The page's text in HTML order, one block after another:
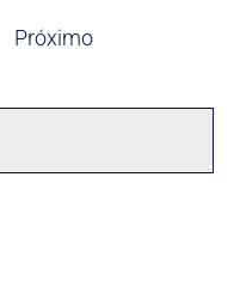
Próximo